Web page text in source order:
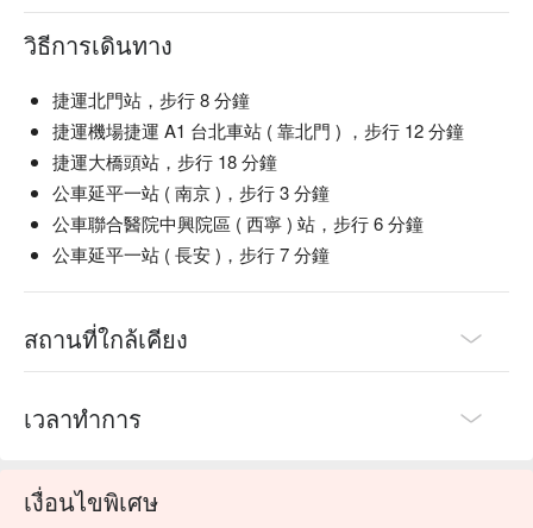
วิธีการเดินทาง
捷運北門站，步行 8 分鐘
捷運機場捷運 A1 台北車站 ( 靠北門 ) ，步行 12 分鐘
捷運大橋頭站，步行 18 分鐘
公車延平一站 ( 南京 )，步行 3 分鐘
公車聯合醫院中興院區 ( 西寧 ) 站，步行 6 分鐘
公車延平一站 ( 長安 )，步行 7 分鐘
สถานที่ใกล้เคียง
เวลาทำการ
เงื่อนไขพิเศษ